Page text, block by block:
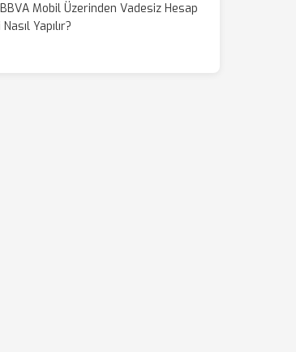
Mobil Üzerinden Vadesiz Hesap
Yapılır?